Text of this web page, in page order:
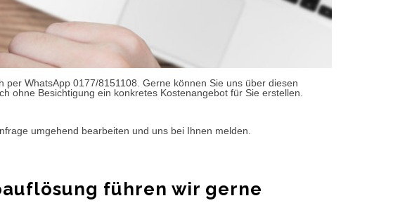
WhatsApp 0177/8151108. Gerne können Sie uns über diesen
ohne Besichtigung ein konkretes Kostenangebot für Sie erstellen.
umgehend bearbeiten und uns bei Ihnen melden.
führen wir gerne